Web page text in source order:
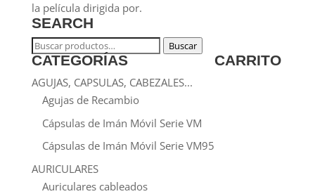
la película dirigida por.
SEARCH
Buscar
por:
Buscar
CATEGORÍAS
AGUJAS, CAPSULAS, CABEZALES...
Agujas de Recambio
Cápsulas de Imán Móvil Serie VM
Cápsulas de Imán Móvil Serie VM95
AURICULARES
Auriculares cableados
CARRITO